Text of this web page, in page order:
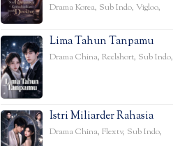
Drama Korea, Sub Indo, Vigloo,
Lima Tahun Tanpamu
Drama China, Reelshort, Sub Indo,
Istri Miliarder Rahasia
Drama China, Flextv, Sub Indo,